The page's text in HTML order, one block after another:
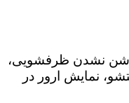
نشدن ظرفشویی،
نمایش ارور در